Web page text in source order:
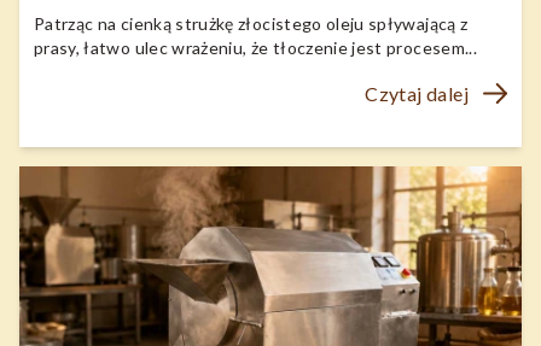
Patrząc na cienką strużkę złocistego oleju spływającą z
prasy, łatwo ulec wrażeniu, że tłoczenie jest procesem...
Czytaj dalej